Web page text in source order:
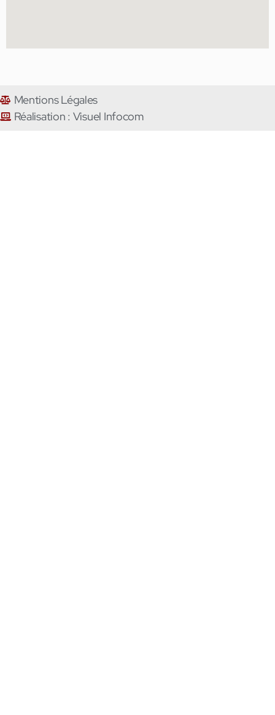
Mentions Légales
Réalisation : Visuel Infocom